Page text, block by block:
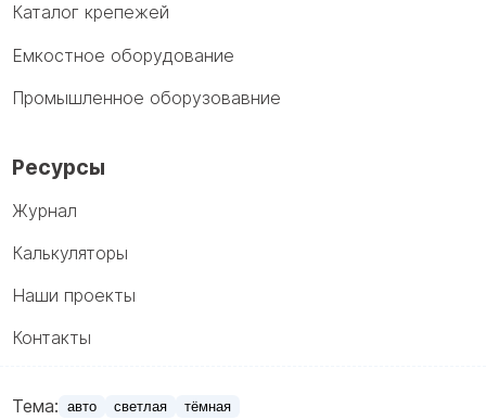
Каталог крепежей
Емкостное оборудование
Промышленное оборузовавние
Ресурсы
Журнал
Калькуляторы
Наши проекты
Контакты
Тема: авто светлая тёмная